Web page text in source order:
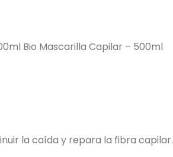
Bio Mascarilla Capilar – 500ml
la caída y repara la fibra capilar.